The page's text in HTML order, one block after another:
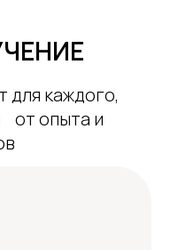
для каждого,
от опыта и